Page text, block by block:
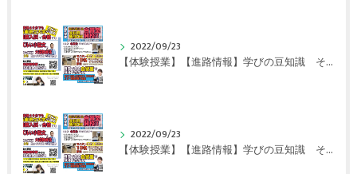
2022/09/23
【体験授業】【進路情報】学びの豆知識 その107 実力テストや模試が苦手な人は｜英賀保駅前のすらら学習塾姫路英賀保校
2022/09/23
【体験授業】【進路情報】学びの豆知識 その106 やはり目的がないとモチベーションが上がらない ｜英賀保駅前のすらら学習塾姫路英賀保校